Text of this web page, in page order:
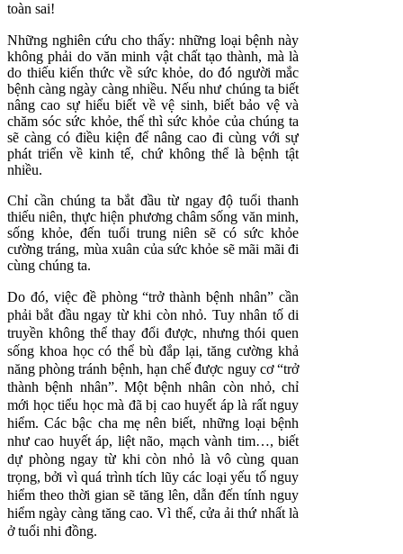
toàn sai!
Những nghiên cứu cho thấy: những loại bệnh này
không phải do văn minh vật chất tạo thành, mà là
do thiếu kiến thức về sức khỏe, do đó người mắc
bệnh càng ngày càng nhiều. Nếu như chúng ta biết
nâng cao sự hiểu biết về vệ sinh, biết bảo vệ và
chăm sóc sức khỏe, thế thì sức khỏe của chúng ta
sẽ càng có điều kiện để nâng cao đi cùng với sự
phát triển về kinh tế, chứ không thể là bệnh tật
nhiều.
Chỉ cần chúng ta bắt đầu từ ngay độ tuổi thanh
thiếu niên, thực hiện phương châm sống văn minh,
sống khỏe, đến tuổi trung niên sẽ có sức khỏe
cường tráng, mùa xuân của sức khỏe sẽ mãi mãi đi
cùng chúng ta.
Do đó, việc đề phòng “trở thành bệnh nhân” cần
phải bắt đầu ngay từ khi còn nhỏ. Tuy nhân tố di
truyền không thể thay đổi được, nhưng thói quen
sống khoa học có thể bù đắp lại, tăng cường khả
năng phòng tránh bệnh, hạn chế được nguy cơ “trở
thành bệnh nhân”. Một bệnh nhân còn nhỏ, chỉ
mới học tiểu học mà đã bị cao huyết áp là rất nguy
hiểm. Các bậc cha mẹ nên biết, những loại bệnh
như cao huyết áp, liệt não, mạch vành tim…, biết
dự phòng ngay từ khi còn nhỏ là vô cùng quan
trọng, bởi vì quá trình tích lũy các loại yếu tố nguy
hiểm theo thời gian sẽ tăng lên, dẫn đến tính nguy
hiểm ngày càng tăng cao. Vì thế, cửa ải thứ nhất là
ở tuổi nhi đồng.